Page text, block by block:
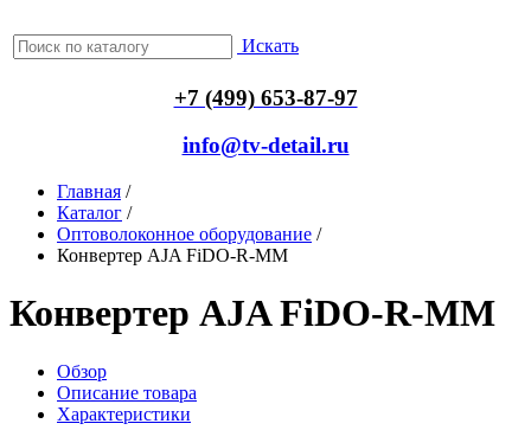
Искать
+7 (499) 653-87-97
info@tv-detail.ru
Главная /
Каталог /
Оптоволоконное оборудование /
Конвертер AJA FiDO-R-MM
Конвертер AJA FiDO-R-MM
Обзор
Описание товара
Характеристики